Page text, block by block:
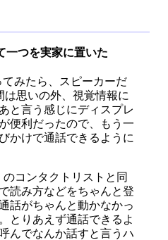
一つを実家に置いた
てみたら、スピーカーだ
は思いの外、視覚情報に
と言う感じにディスプレ
便利だったので、もう一
かけで通話できるように
コンタクトリストと同
読み方などをちゃんと登
話がちゃんと動かなかっ
とりあえず通話できるよ
んでなんか話すと言うハ